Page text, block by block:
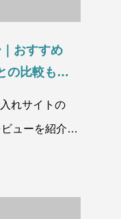
おすすめ
の比較も紹
れサイトの
ューを紹介し